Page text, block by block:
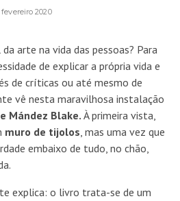
fevereiro 2020
arte na vida das pessoas? Para
de explicar a própria vida e
de críticas ou até mesmo de
vê nesta maravilhosa instalação
Mández Blake. À primeira vista,
muro de tijolos, mas uma vez que
embaixo de tudo, no chão,
explica: o livro trata-se de um